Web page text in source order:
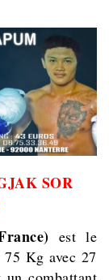
SOR
est le
Kg avec 27